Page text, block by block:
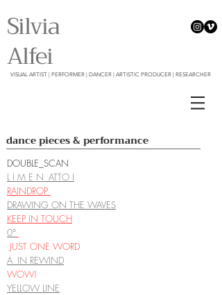
Silvia
Alfei
VISUAL ARTIST | PERFORMER | DANCER | ARTISTIC PRODUCER | RESEARCHER
dance pieces & performance
DOUBLE_SCAN
L I M E N_ATTO I
RAINDROP
DRAWING ON THE WAVES
KEEP IN TOUCH
0°
JUST ONE WORD
A_IN REWIND
WOW!
YELLOW LINE